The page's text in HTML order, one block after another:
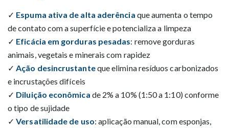
✓ Espuma ativa de alta aderência que aumenta o tempo
de contato com a superfície e potencializa a limpeza
✓ Eficácia em gorduras pesadas: remove gorduras
animais, vegetais e minerais com rapidez
✓ Ação desincrustanteque elimina resíduos carbonizados
e incrustações difíceis
✓ Diluição econômica de 2% a 10% (1:50 a 1:10) conforme
o tipo de sujidade
✓ Versatilidade de uso: aplicação manual, com esponjas,